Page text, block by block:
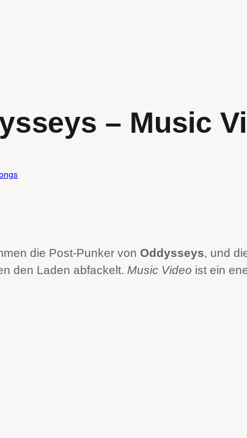
– Music
die Post-Punker von Oddysseys, und
den Laden abfackelt. Music Video ist ein